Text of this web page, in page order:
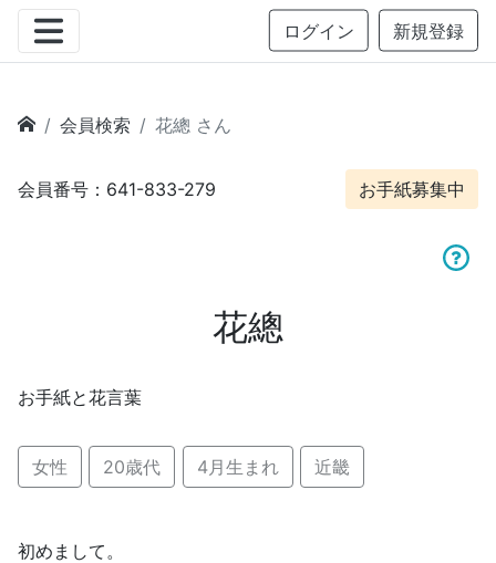
ログイン 新規登録
会員検索 花總 さん
会員番号：641-833-279 お手紙募集中
花總
お手紙と花言葉
女性 20歳代 4月生まれ 近畿
初めまして。